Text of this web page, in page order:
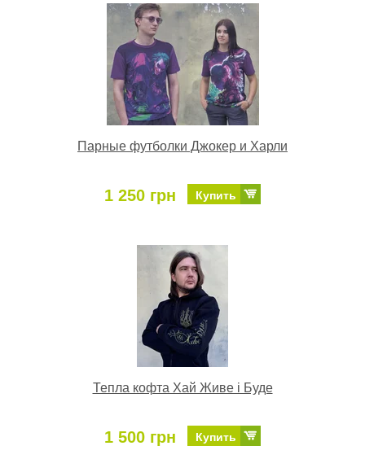
Парные футболки Джокер и Харли
1 250 грн Купить
Тепла кофта Хай Живе і Буде
1 500 грн Купить